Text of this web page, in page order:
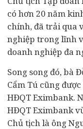
có hơn 20 năm
chính, đã trải qua
nghiệp trong lĩnh
doanh nghiệp đa
Song song đó, bà
Cẩm Tú cũng
HĐQT Eximbank.
HĐQT Eximbank
Chủ tịch là ông